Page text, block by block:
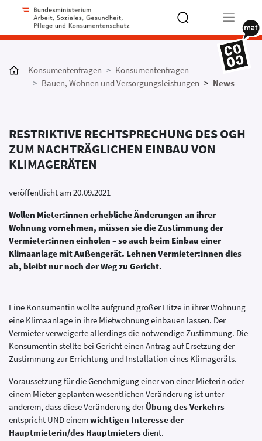
more
characters
Konsumentenfragen
Konsumentenfragen
Bauen, Wohnen und Versorgungsleistungen
News
RESTRIKTIVE RECHTSPRECHUNG DES OGH
ZUM NACHTRÄGLICHEN EINBAU VON
KLIMAGERÄTEN
veröffentlicht am 20.09.2021
Wollen Mieter:innen erhebliche Änderungen an ihrer
Wohnung vornehmen, müssen sie die Zustimmung der
Vermieter:innen einholen – so auch beim Einbau einer
Klimaanlage mit Außengerät. Lehnen Vermieter:innen dies
ab, bleibt nur noch der Weg zu Gericht.
Eine Konsumentin wollte aufgrund großer Hitze in ihrer Wohnung
eine Klimaanlage in ihre Mietwohnung einbauen lassen. Der
Vermieter verweigerte allerdings die notwendige Zustimmung. Die
Konsumentin stellte bei Gericht einen Antrag auf Ersetzung der
Zustimmung zur Errichtung und Installation eines Klimageräts.
Voraussetzung für die Genehmigung einer von einer Mieterin oder
einem Mieter geplanten wesentlichen Veränderung ist unter
anderem, dass diese Veränderung derÜbung des Verkehrs
entspricht UND einemwichtigen Interesse der
Hauptmieterin/des Hauptmietersdient.